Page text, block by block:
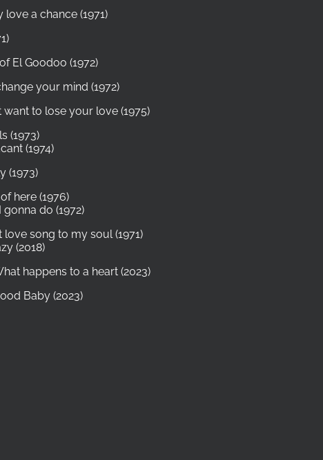
love a chance (1971)
El Goodoo (1972)
your mind (1972)
want to lose your love (1975)
(1973)
(1974)
(1973)
here (1976)
do (1972)
love song to my soul (1971)
(2018)
happens to a heart (2023)
Baby (2023)